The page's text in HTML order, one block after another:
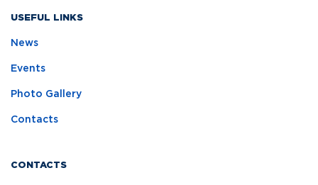
USEFUL LINKS
News
Events
Photo Gallery
Contacts
CONTACTS